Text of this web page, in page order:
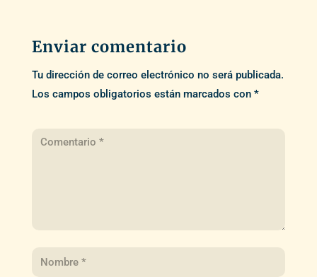
Enviar comentario
Tu dirección de correo electrónico no será publicada.
Los campos obligatorios están marcados con *